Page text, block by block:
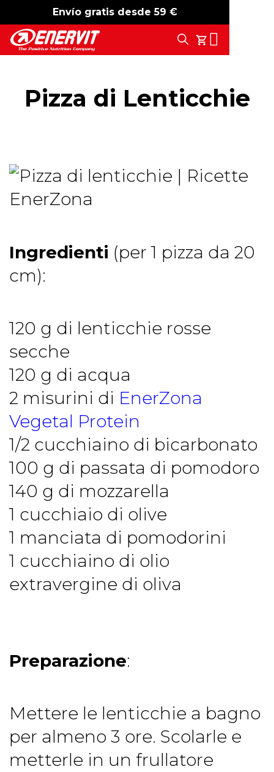
Envío gratis desde 59 €
-15% free shipping
Tu Carrito
Search
Pizza di Lenticchie
Ingredienti (per 1 pizza da 20
cm):
120 g di lenticchie rosse
secche
120 g di acqua
2 misurini di EnerZona
Vegetal Protein
1/2 cucchiaino di bicarbonato
100 g di passata di pomodoro
140 g di mozzarella
1 cucchiaio di olive
1 manciata di pomodorini
1 cucchiaino di olio
extravergine di oliva
Preparazione:
Mettere le lenticchie a bagno
per almeno 3 ore. Scolarle e
metterle in un frullatore